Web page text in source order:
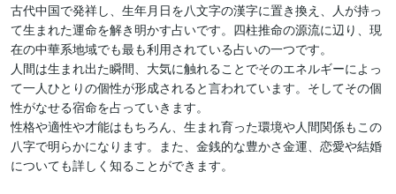
古代中国で発祥し、生年月日を八文字の漢字に置き換え、人が持っ
て生まれた運命を解き明かす占いです。四柱推命の源流に辺り、現
在の中華系地域でも最も利用されている占いの一つです。
人間は生まれ出た瞬間、大気に触れることでそのエネルギーによっ
て一人ひとりの個性が形成されると言われています。そしてその個
性がなせる宿命を占っていきます。
性格や適性や才能はもちろん、生まれ育った環境や人間関係もこの
八字で明らかになります。また、金銭的な豊かさ金運、恋愛や結婚
についても詳しく知ることができます。